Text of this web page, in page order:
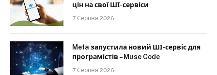
цін на свої ШІ-сервіси
7 Серпня 2026
Meta запустила новий ШІ-сервіс для
програмістів – Muse Code
7 Серпня 2026